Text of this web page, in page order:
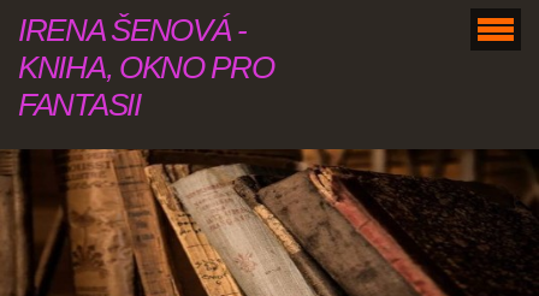
IRENA ŠENOVÁ -
KNIHA, OKNO PRO
FANTASII